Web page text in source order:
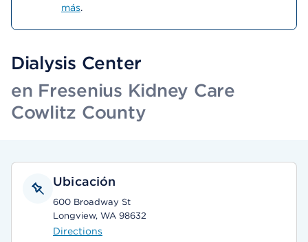
más.
Dialysis Center
en Fresenius Kidney Care
Cowlitz County
Ubicación
600 Broadway St
Longview, WA 98632
Directions